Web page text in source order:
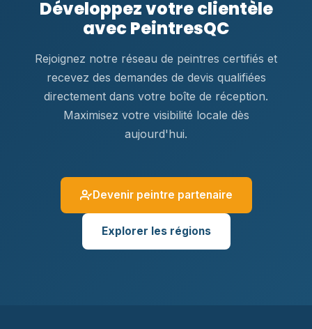
Développez votre clientèle
avec PeintresQC
Rejoignez notre réseau de peintres certifiés et
recevez des demandes de devis qualifiées
directement dans votre boîte de réception.
Maximisez votre visibilité locale dès
aujourd'hui.
Devenir peintre partenaire
Explorer les régions